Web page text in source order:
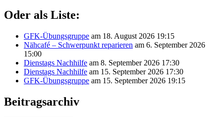
Oder als Liste:
GFK-Übungsgruppe am 18. August 2026 19:15
Nähcafé – Schwerpunkt reparieren am 6. September 2026
15:00
Dienstags Nachhilfe am 8. September 2026 17:30
Dienstags Nachhilfe am 15. September 2026 17:30
GFK-Übungsgruppe am 15. September 2026 19:15
Beitragsarchiv